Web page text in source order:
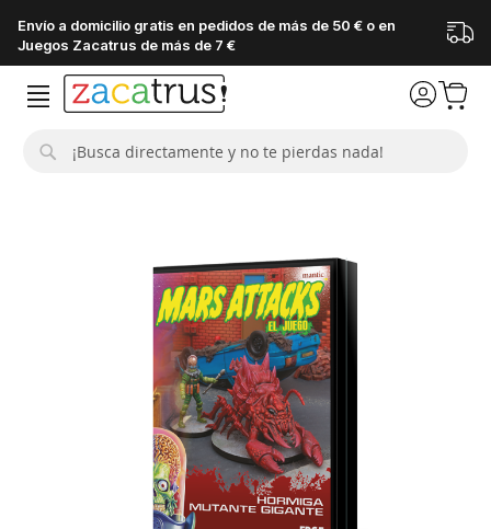
Envío a domicilio gratis en pedidos de más de 50 € o en
Juegos Zacatrus de más de 7 €